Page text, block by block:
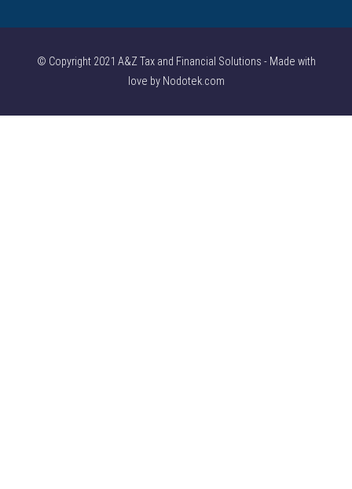
© Copyright 2021 A&Z Tax and Financial Solutions - Made with
love by Nodotek.com